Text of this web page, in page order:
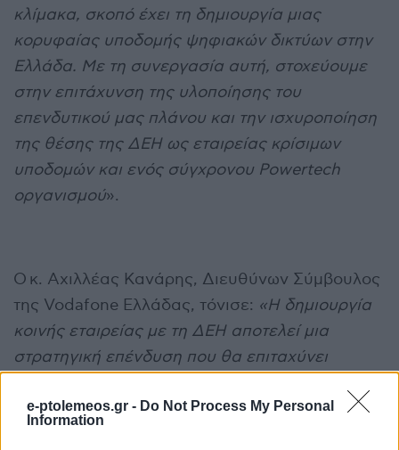
e-ptolemeos.gr - Do Not Process My Personal
Information
κλίμακα, σκοπό έχει τη δημιουργία μιας
κορυφαίας υποδομής ψηφιακών δικτύων στην
Ελλάδα. Με τη συνεργασία αυτή, στοχεύουμε
στην επιτάχυνση της υλοποίησης του
επενδυτικού μας πλάνου και την ισχυροποίηση
της θέσης της ΔΕΗ ως εταιρείας κρίσιμων
υποδομών και ενός σύγχρονου Powertech
οργανισμού».
Ο κ. Αχιλλέας Κανάρης, Διευθύνων Σύμβουλος
της Vodafone Ελλάδας, τόνισε: «Η δημιουργία
κοινής εταιρείας με τη ΔΕΗ αποτελεί μια
στρατηγική επένδυση που θα επιταχύνει
ινών μας και θα ενισχύσει σημαντικά τη